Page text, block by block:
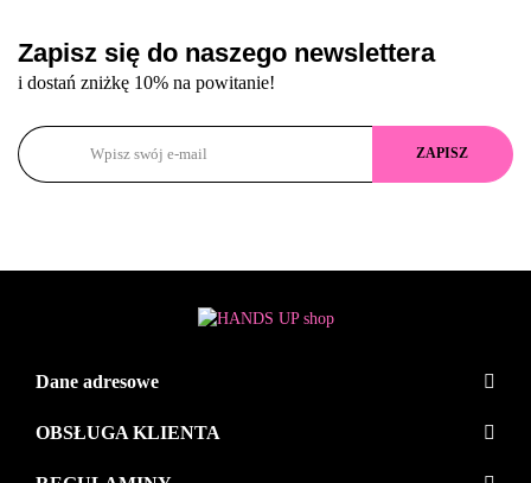
Zapisz się do naszego newslettera
i dostań zniżkę 10% na powitanie!
Dane adresowe
OBSŁUGA KLIENTA